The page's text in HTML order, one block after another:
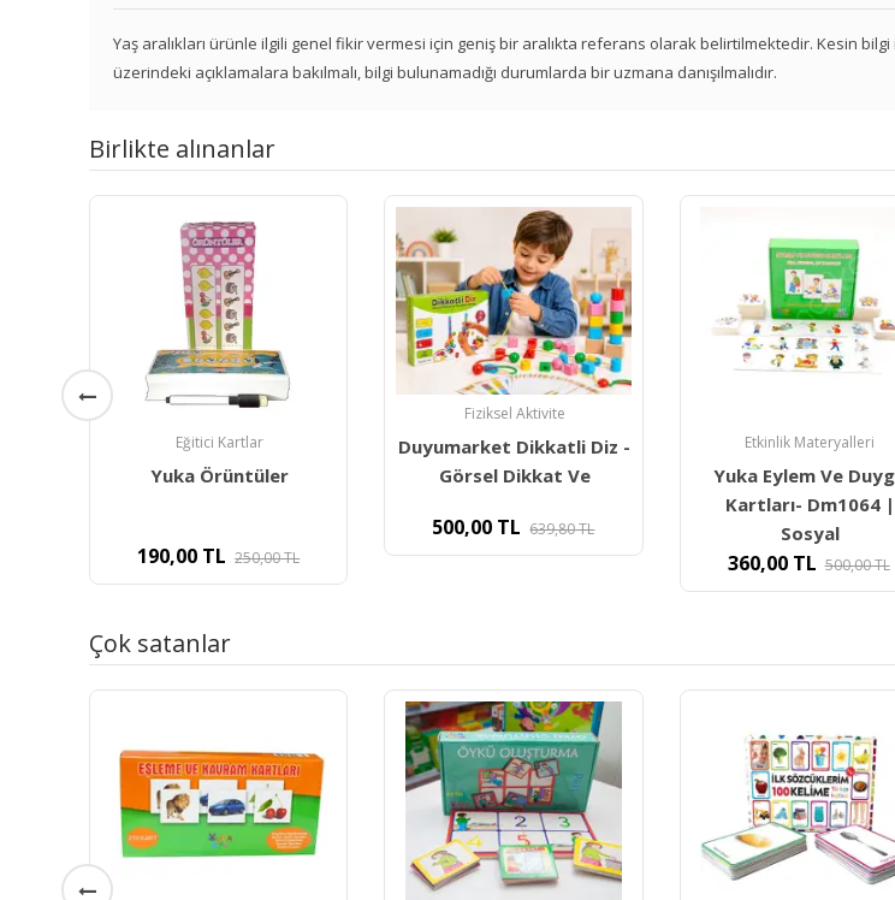
Yaş aralıkları ürünle ilgili genel fikir vermesi için geniş bir aralıkta referans olarak belirtilmektedir. Kesin
üzerindeki açıklamalara bakılmalı, bilgi bulunamadığı durumlarda bir uzmana danışılmalıdır.
Birlikte alınanlar
Fiziksel Aktivite
Duyumarket Dikkatli Diz -
Görsel Dikkat Ve
Etkinlik Materyalleri
Yuka Eylem Ve Duygu
Sosyal
360,00TL
Yuka Saklı Nesneler
375,00TL 500,00 TL
Çok satanlar